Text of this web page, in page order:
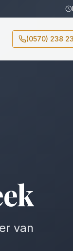
(0570) 238
van